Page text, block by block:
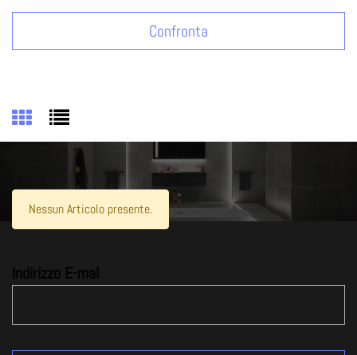
Confronta
Nessun Articolo presente.
Indirizzo E-mal